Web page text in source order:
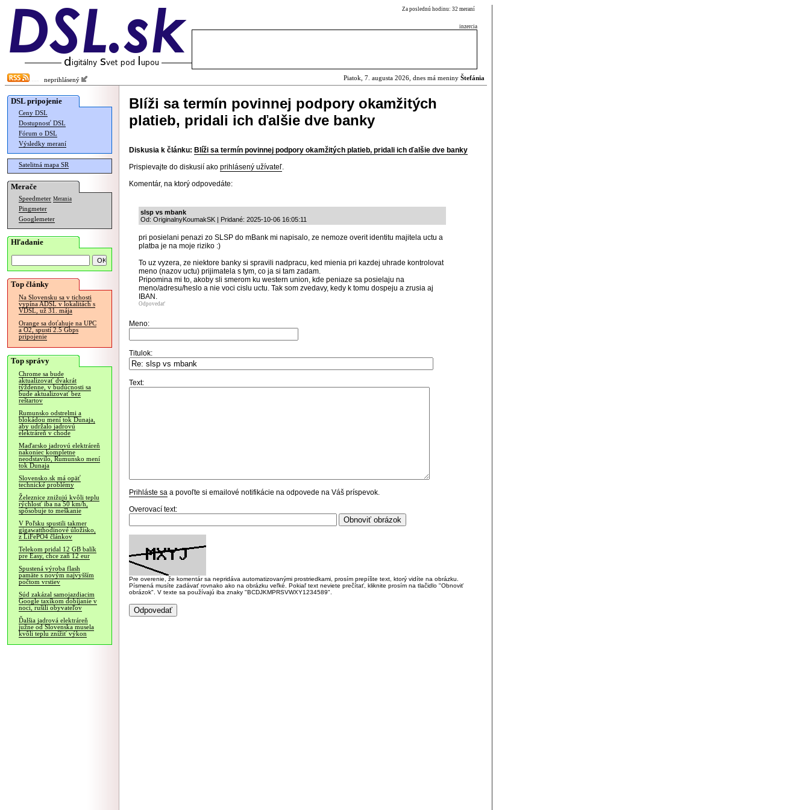
Za poslednú hodinu: 32 meraní
inzercia
neprihlásený Piatok, 7. augusta 2026, dnes má meniny Štefánia
DSL pripojenie
Ceny DSL
Dostupnosť DSL
Fórum o DSL
Výsledky meraní
Satelitná mapa SR
Merače
Speedmeter Merania
Pingmeter
Googlemeter
Hľadanie
Top články
Na Slovensku sa v tichosti
vypína ADSL v lokalitách s
VDSL, už 31. mája
Orange sa doťahuje na UPC
a O2, spustí 2.5 Gbps
pripojenie
Top správy
Chrome sa bude
aktualizovať dvakrát
týždenne, v budúcnosti sa
bude aktualizovať bez
reštartov
Rumunsko odstrelmi a
blokádou mení tok Dunaja,
aby udržalo jadrovú
elektráreň v chode
Maďarsko jadrovú elektráreň
nakoniec kompletne
neodstavilo, Rumunsko mení
tok Dunaja
Slovensko.sk má opäť
technické problémy
Železnice znižujú kvôli teplu
rýchlosť iba na 50 km/h,
spôsobuje to meškanie
V Poľsku spustili takmer
gigawatthodinové úložisko,
z LiFePO4 článkov
Telekom pridal 12 GB balík
pre Easy, chce zaň 12 eur
Spustená výroba flash
pamäte s novým najvyšším
počtom vrstiev
Súd zakázal samojazdiacim
Google taxíkom dobíjanie v
noci, rušili obyvateľov
Ďalšia jadrová elektráreň
južne od Slovenska musela
kvôli teplu znížiť výkon
Blíži sa termín povinnej podpory okamžitých
platieb, pridali ich ďalšie dve banky
Diskusia k článku: Blíži sa termín povinnej podpory okamžitých platieb, pridali ich ďalšie dve banky
Prispievajte do diskusií ako prihlásený užívateľ.
Komentár, na ktorý odpovedáte:
slsp vs mbank
Od: OriginalnyKoumakSK | Pridané: 2025-10-06 16:05:11
pri posielani penazi zo SLSP do mBank mi napisalo, ze nemoze overit identitu majitela uctu a
platba je na moje riziko :)
To uz vyzera, ze niektore banky si spravili nadpracu, ked mienia pri kazdej uhrade kontrolovat
meno (nazov uctu) prijimatela s tym, co ja si tam zadam.
Pripomina mi to, akoby sli smerom ku western union, kde peniaze sa posielaju na
meno/adresu/heslo a nie voci cislu uctu. Tak som zvedavy, kedy k tomu dospeju a zrusia aj
IBAN.
Odpovedať
Meno:
Titulok:
Text:
Prihláste sa a povoľte si emailové notifikácie na odpovede na Váš príspevok.
Overovací text:
Pre overenie, že komentár sa nepridáva automatizovanými prostriedkami, prosím prepíšte text, ktorý vidíte na obrázku.
Písmená musíte zadávať rovnako ako na obrázku veľké. Pokiaľ text neviete prečítať, kliknite prosím na tlačidlo "Obnoviť
obrázok". V texte sa používajú iba znaky "BCDJKMPRSVWXY1234589".